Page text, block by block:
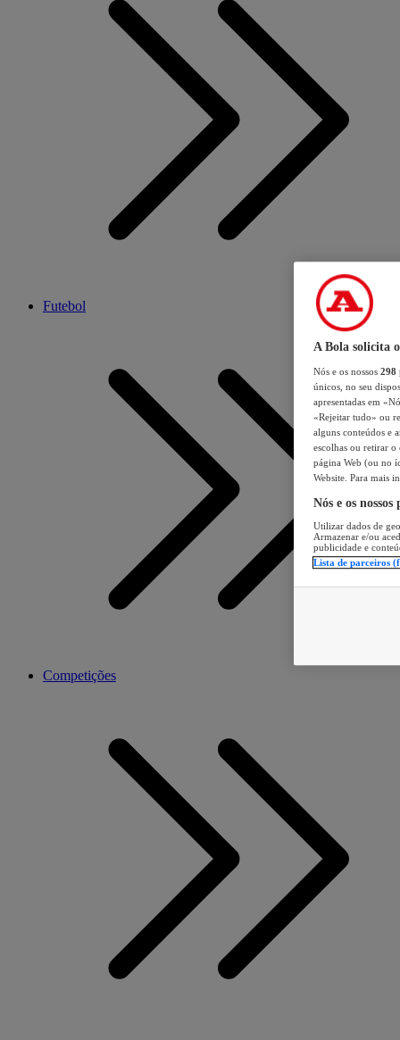
Futebol
Competições
A Bola solicita
Nós e os nossos 298
únicos, no seu
apresentadas em
«Rejeitar tudo» ou
alguns conteúdos e
escolhas ou retirar
página Web (ou no
Website. Para mais
Nós e os
Utilizar dados de
Armazenar e/ou
publicidade e
Lista de parceiros